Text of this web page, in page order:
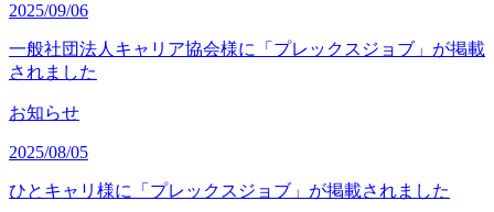
2025/09/06
一般社団法人キャリア協会様に「プレックスジョブ」が掲載
されました
お知らせ
2025/08/05
ひとキャリ様に「プレックスジョブ」が掲載されました